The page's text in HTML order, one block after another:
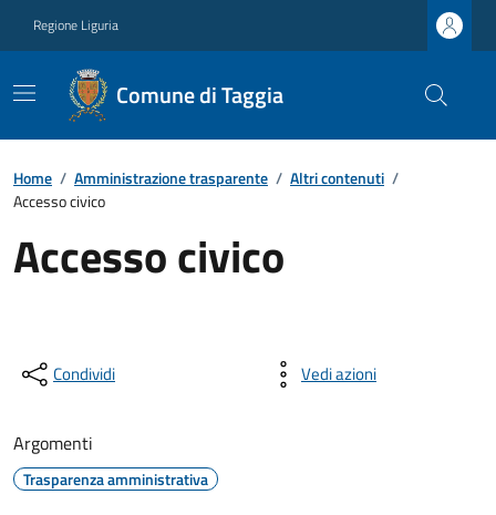
Regione Liguria
Comune di Taggia
Home / Amministrazione trasparente / Altri contenuti /
Accesso civico
Accesso civico
Condividi Vedi azioni
Argomenti
Trasparenza amministrativa